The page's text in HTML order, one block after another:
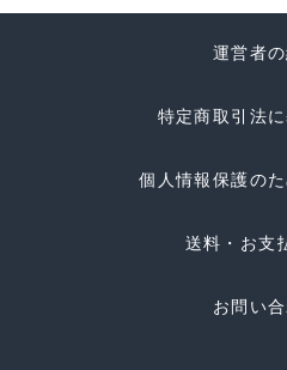
運営者
特定商取引法
個人情報保護の
送料・お支
お問い